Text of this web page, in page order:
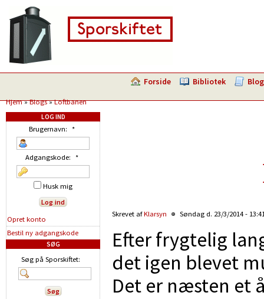
Forside Bibliotek Blog
Hjem»Blogs»Loftbanen
Skrevet afKlarsyn Søndag d. 23/3/2014 -
Efter frygtelig
det igen blevet
Det er næsten et
LOG IND
Brugernavn: *
Adgangskode: *
Husk mig
Opret konto
Bestil ny adgangskode
SØG
Søg på Sporskiftet: